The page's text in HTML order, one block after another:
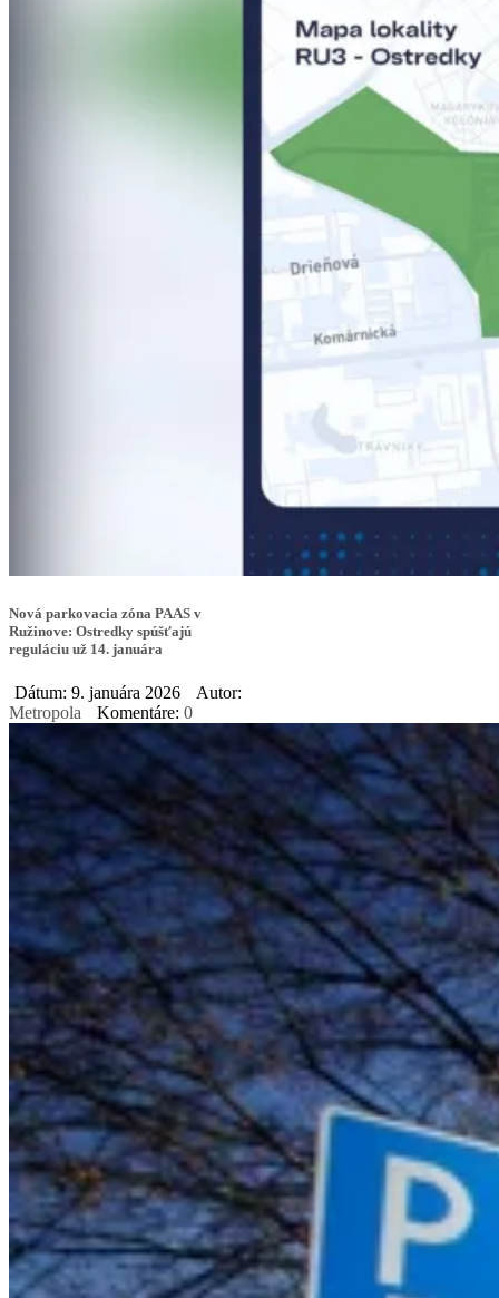
Nová parkovacia zóna PAAS v
Ružinove: Ostredky spúšťajú
reguláciu už 14. januára
Dátum: 9. januára 2026
Autor:
Metropola
Komentáre: 0